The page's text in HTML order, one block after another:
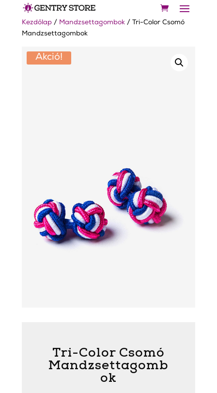
Kezdőlap/ Mandzsettagombok/ Tri-Color Csomó
Mandzsettagombok
Akció!
Tri-Color Csomó
Mandzsettagomb
ok